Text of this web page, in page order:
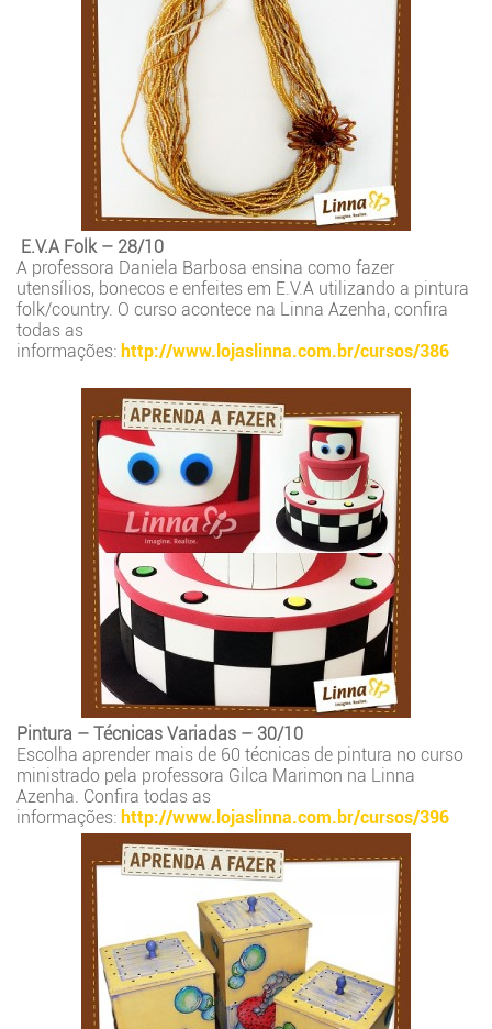
E.V.A Folk – 28/10
A professora Daniela Barbosa ensina como fazer
utensílios, bonecos e enfeites em E.V.A utilizando a pintura
folk/country. O curso acontece na Linna Azenha, confira
todas as
informações: http://www.lojaslinna.com.br/cursos/386
Pintura – Técnicas Variadas – 30/10
Escolha aprender mais de 60 técnicas de pintura no curso
ministrado pela professora Gilca Marimon na Linna
Azenha. Confira todas as
informações: http://www.lojaslinna.com.br/cursos/396